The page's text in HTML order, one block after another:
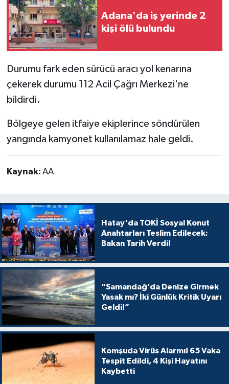
Adana'da iş yerinde 2
kişi ölü bulundu
Durumu fark eden sürücü aracı yol kenarına
çekerek durumu 112 Acil Çağrı Merkezi'ne
bildirdi.
Bölgeye gelen itfaiye ekiplerince söndürülen
yangında kamyonet kullanılamaz hale geldi.
Kaynak: AA
Hatay'da TOKİ Sosyal Konut
Anahtarları Teslim Edilecek:
Bakan Tarih Verdi!
“Samandağ’da Denize Girmek
Yasak mı? İki Günlük Kritik Uyarı
Geldi!”
Komşuda Virüs Alarmı! 65 Vaka
Tespit Edildi, 4 Kişi Hayatını
Kaybetti